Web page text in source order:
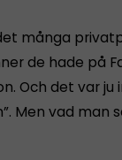
många
de hade på
Och det var
Men vad man